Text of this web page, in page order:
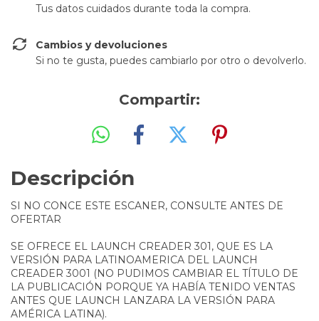
Tus datos cuidados durante toda la compra.
Cambios y devoluciones
Si no te gusta, puedes cambiarlo por otro o devolverlo.
Compartir:
Descripción
SI NO CONCE ESTE ESCANER, CONSULTE ANTES DE
OFERTAR
SE OFRECE EL LAUNCH CREADER 301, QUE ES LA
VERSIÓN PARA LATINOAMERICA DEL LAUNCH
CREADER 3001 (NO PUDIMOS CAMBIAR EL TÍTULO DE
LA PUBLICACIÓN PORQUE YA HABÍA TENIDO VENTAS
ANTES QUE LAUNCH LANZARA LA VERSIÓN PARA
AMÉRICA LATINA).